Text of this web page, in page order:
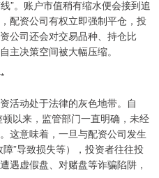
”。账户市值稍有缩水便会接到追
配资公司有权立即强制平仓，投
公司还会对交易品种、持仓比
主决策空间被大幅压缩。
活动处于法律的灰色地带。自
以来，监管部门一直明确，未经
这意味着，一旦与配资公司发生
”导致损失等），投资者往往投
遇虚假盘、对赌盘等诈骗陷阱，